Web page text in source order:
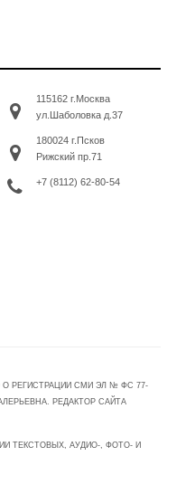
115162 г.Москва
ул.Шаболовка д.37
180024 г.Псков
Рижский пр.71
+7 (8112) 62-80-54
РЕГИСТРАЦИИ СМИ ЭЛ № ФС 77-
РЕДАКТОР САЙТА
ТЕКСТОВЫХ, АУДИО-, ФОТО- И